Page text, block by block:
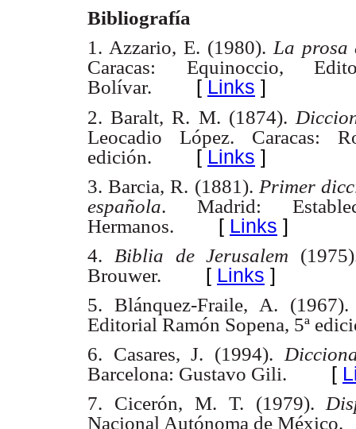
Bibliografía
1. Azzario, E. (1980). La prosa
Caracas: Equinoccio,
Bolívar. [ Links ]
2. Baralt, R. M. (1874).
Leocadio López. Caracas:
edición. [ Links ]
3. Barcia, R. (1881). Primer
española. Madrid:
Hermanos. [ Links ]
4. Biblia de Jerusalem
Brouwer. [ Links ]
5. Blánquez-Fraile, A.
Editorial Ramón Sopena, 5ª
6. Casares, J. (1994).
Barcelona: Gustavo Gili. [
7. Cicerón, M. T. (1979).
Nacional Autónoma de México.